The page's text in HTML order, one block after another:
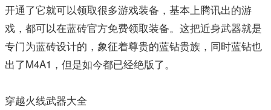
开通了它就可以领取很多游戏装备，基本上腾讯出的游
戏，都可以在蓝砖官方免费领取装备。这把近身武器就是
专门为蓝砖设计的，象征着尊贵的蓝钻贵族，同时蓝钻也
出了M4A1，但是如今都已经绝版了。
穿越火线武器大全